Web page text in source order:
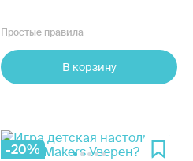
Простые правила
В корзину
-20%